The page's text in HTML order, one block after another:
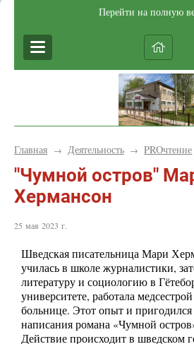
Перейти на полную
Главная → Деятельность → PROчтение
"Чумной остров"
Хермансон
25 мая 2023 г.
Шведская писательница Мари
училась в школе журналистики,
литературу и социологию в
университете, работала
больнице. Этот опыт и
написания романа «Чумной
Действие происходит в шведском